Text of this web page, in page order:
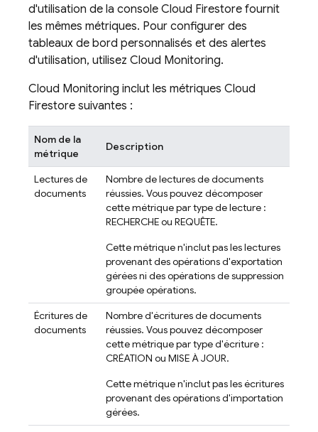
d'utilisation de la console Cloud Firestore fournit
les mêmes métriques. Pour configurer des
tableaux de bord personnalisés et des alertes
d'utilisation, utilisez Cloud Monitoring.
Cloud Monitoring inclut les métriques Cloud
Firestore suivantes :
Nom de la
métrique
Description
Lectures de
documents
Nombre de lectures de documents
réussies. Vous pouvez décomposer
cette métrique par type de lecture :
RECHERCHE ou REQUÊTE.
Cette métrique n'inclut pas les lectures
provenant des opérations d'exportation
gérées ni des opérations de suppression
groupée opérations.
Écritures de
documents
Nombre d'écritures de documents
réussies. Vous pouvez décomposer
cette métrique par type d'écriture :
CRÉATION ou MISE À JOUR.
Cette métrique n'inclut pas les écritures
provenant des opérations d'importation
gérées.